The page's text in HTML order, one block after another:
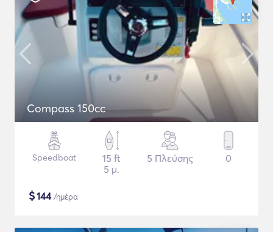
Compass 150cc
Speedboat
15 ft
5 μ.
5 Πλεύσης 0
$144/ημέρα